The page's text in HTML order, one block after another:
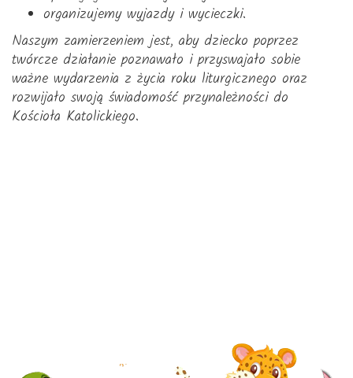
organizujemy wyjazdy i wycieczki.
Naszym zamierzeniem jest, aby dziecko poprzez
twórcze działanie poznawało i przyswajało sobie
ważne wydarzenia z życia roku liturgicznego oraz
rozwijało swoją świadomość przynależności do
Kościoła Katolickiego.